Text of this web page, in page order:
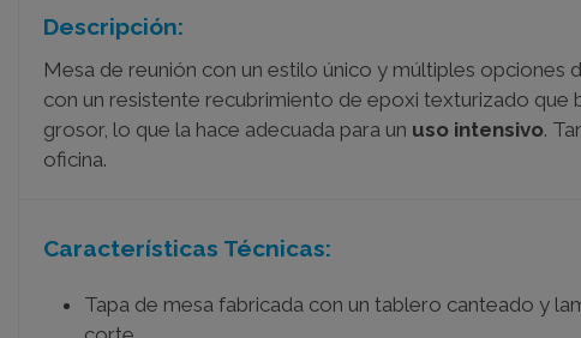
Descripción:
Mesa de reunión con un estilo único y múltiples opciones
con un resistente recubrimiento de epoxi texturizado que
grosor, lo que la hace adecuada para un uso intensivo.
oficina.
Características Técnicas:
Tapa de mesa fabricada con un tablero canteado y